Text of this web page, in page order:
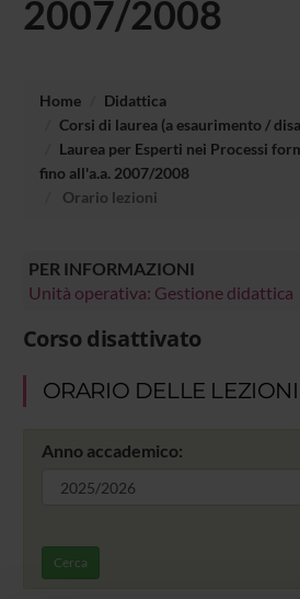
2007/2008
Home
Didattica
Corsi di laurea (a esaurimento /
Laurea per Esperti nei Processi
fino all'a.a. 2007/2008
Orario lezioni
PER INFORMAZIONI
Unità operativa: Gestione didattica
Corso disattivato
ORARIO DELLE LEZIONI
Anno accademico:
Cerca